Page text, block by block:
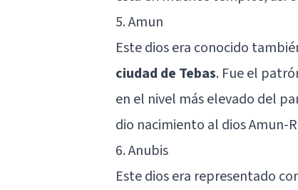
5. Amun
Este dios era conocido
ciudad de Tebas. Fue el
en el nivel más elevado del
dio nacimiento al dios Amun-
6. Anubis
Este dios era representado